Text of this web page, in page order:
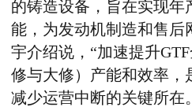
的铸造设备，旨在实现年
能，为发动机制造和售后
宇介绍说，“加速提升
修与大修）产能和效率，
减少运营中断的关键所在